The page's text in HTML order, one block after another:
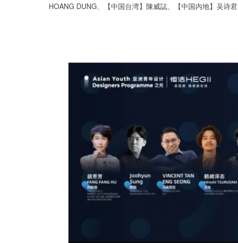
HOANG DUNG、【中国台湾】陳威誌、【中国内地】吴诗君